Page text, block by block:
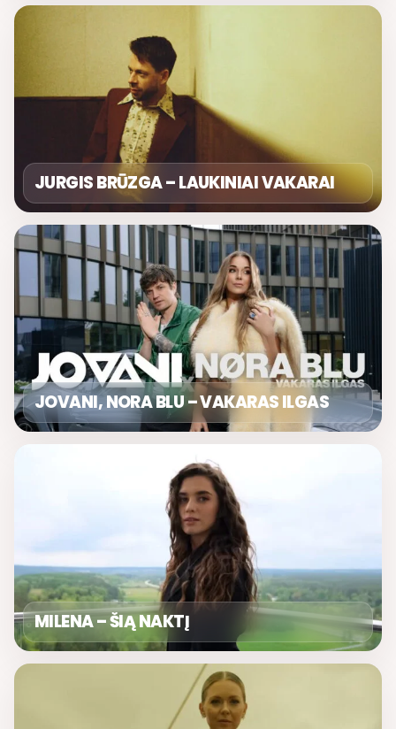
JURGIS BRŪZGA – LAUKINIAI VAKARAI
JOVANI, NORA BLU – VAKARAS ILGAS
MILENA – ŠIĄ NAKTĮ